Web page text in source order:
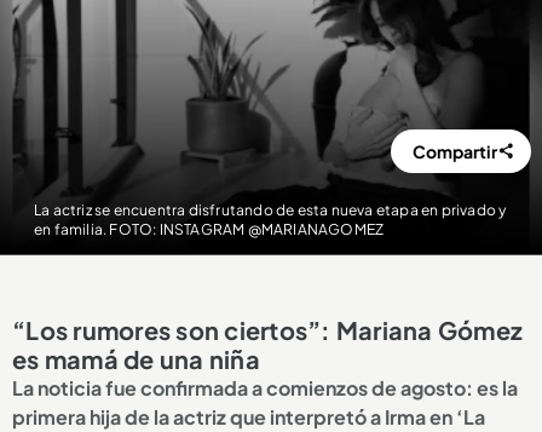
La actriz se encuentra disfrutando de esta nueva etapa en privado y
en familia. FOTO: INSTAGRAM @MARIANAGOMEZ
Compartir
“Los rumores son ciertos”: Mariana Gómez
es mamá de una niña
La noticia fue confirmada a comienzos de agosto: es la
primera hija de la actriz que interpretó a Irma en ‘La